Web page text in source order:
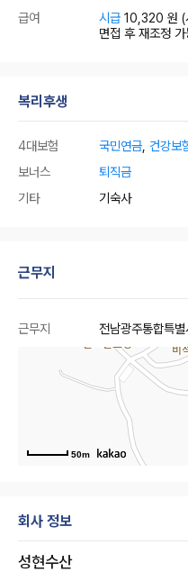
급여
시급 10,320 원 (
면접 후 재조정 가
복리후생
4대보험 국민연금 건강보
보너스
퇴직금
기타
기숙사
근무지
근무지 전남광주통합특
50m
회사 정보
성현수산